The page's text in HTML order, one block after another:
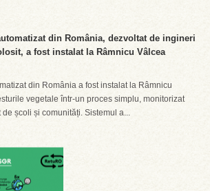
din România, dezvoltat de ingineri
a fost instalat la Râmnicu Vâlcea
din România a fost instalat la Râmnicu
vegetale într-un proces simplu, monitorizat
școli și comunități. Sistemul a...